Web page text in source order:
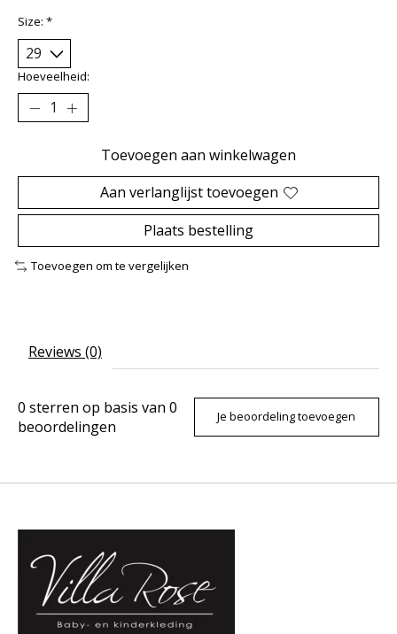
Size: *
Hoeveelheid:
Toevoegen aan winkelwagen
Aan verlanglijst toevoegen
Plaats bestelling
Toevoegen om te vergelijken
Reviews (0)
0 sterren op basis van 0
beoordelingen
Je beoordeling toevoegen